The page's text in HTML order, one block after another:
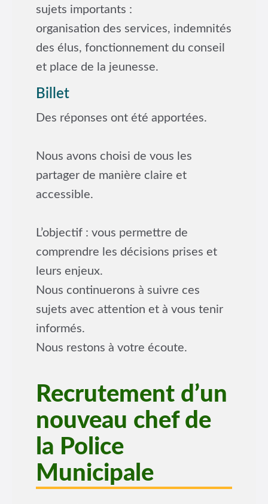
sujets importants :
organisation des services, indemnités
des élus, fonctionnement du conseil
et place de la jeunesse.
Billet
Des réponses ont été apportées.
Nous avons choisi de vous les
partager de manière claire et
accessible.
L’objectif : vous permettre de
comprendre les décisions prises et
leurs enjeux.
Nous continuerons à suivre ces
sujets avec attention et à vous tenir
informés.
Nous restons à votre écoute.
Recrutement d’un
nouveau chef de
la Police
Municipale